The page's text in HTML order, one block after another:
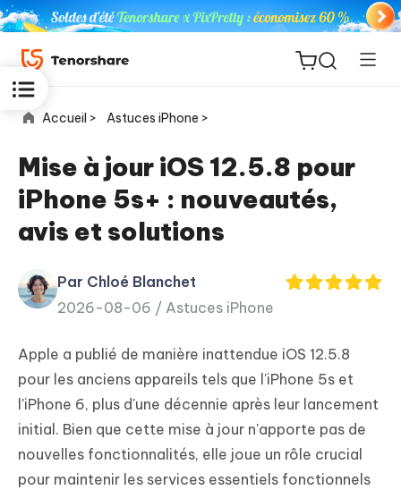
ReiBoot
for iOS
PDNob
PDF
New
iAnyGo
Accueil > Astuces iPhone >
Mise à jour iOS 12.5.8 pour
iPhone 5s+ : nouveautés,
avis et solutions
Par Chloé Blanchet
2026-08-06 / Astuces iPhone
Apple a publié de manière inattendue iOS 12.5.8
pour les anciens appareils tels que l'iPhone 5s et
l'iPhone 6, plus d'une décennie après leur lancement
initial. Bien que cette mise à jour n'apporte pas de
nouvelles fonctionnalités, elle joue un rôle crucial
pour maintenir les services essentiels fonctionnels